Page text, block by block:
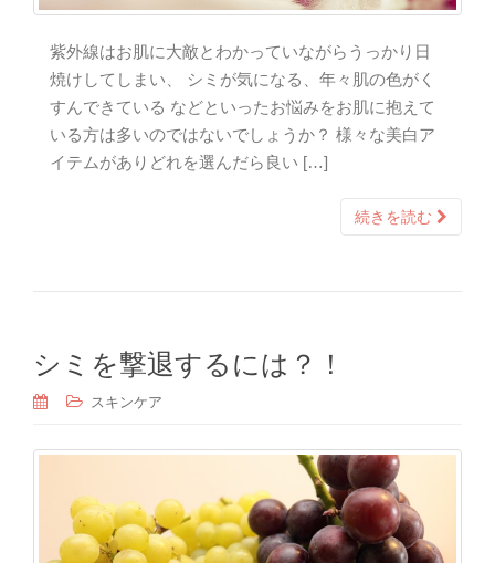
紫外線はお肌に大敵とわかっていながらうっかり日
焼けしてしまい、 シミが気になる、年々肌の色がく
すんできている などといったお悩みをお肌に抱えて
いる方は多いのではないでしょうか？ 様々な美白ア
イテムがありどれを選んだら良い […]
続きを読む
シミを撃退するには？！
スキンケア